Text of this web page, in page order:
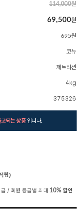
114,000원
69,500원
695원
코뉴
제트리션
4kg
375326
되는 상품입니다.
립)
급 / 회원 등급별 최대 10%할인